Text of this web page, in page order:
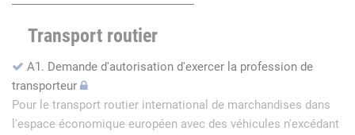
Transport routier
A1. Demande d'autorisation d'exercer la profession de
transporteur
Pour le transport routier international de marchandises dans
l'espace économique européen avec des véhicules n'excédant